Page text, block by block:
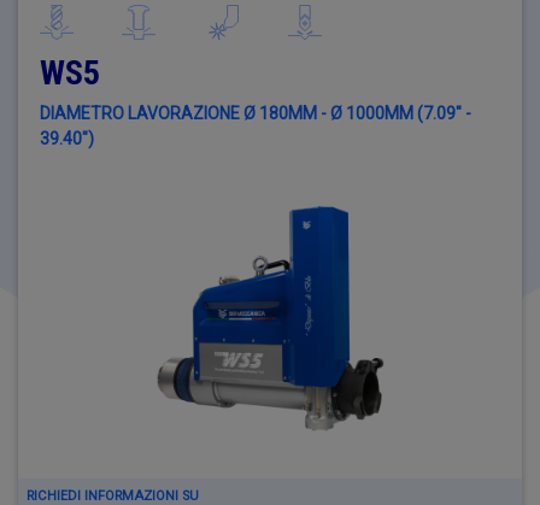
WS5
DIAMETRO LAVORAZIONE Ø 180MM - Ø 1000MM (7.09" -
39.40")
RICHIEDI INFORMAZIONI SU